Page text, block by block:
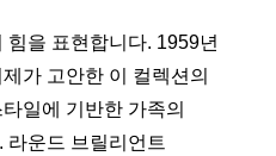
을 표현합니다. 1959년
가 고안한 이 컬렉션의
일에 기반한 가족의
운드 브릴리언트